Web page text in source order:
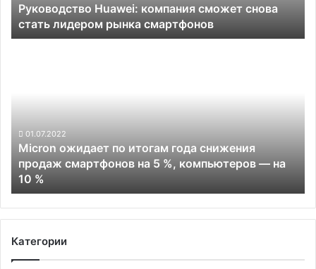
смартфонов
Руководство Huawei: компания сможет снова
стать лидером рынка смартфонов
продаж
смартфонов
на
%,
компьютеров
—
на
01.07.2022
Micron ожидает по итогам года снижения
продаж смартфонов на 5 %, компьютеров — на
10 %
Категории